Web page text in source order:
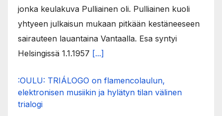
jonka keulakuva Pulliainen oli. Pulliainen kuoli
yhtyeen julkaisun mukaan pitkään kestäneeseen
sairauteen lauantaina Vantaalla. Esa syntyi
Helsingissä 1.1.1957 [...]
:OULU: TRIÁLOGO on flamencolaulun,
elektronisen musiikin ja hylätyn tilan välinen
trialogi